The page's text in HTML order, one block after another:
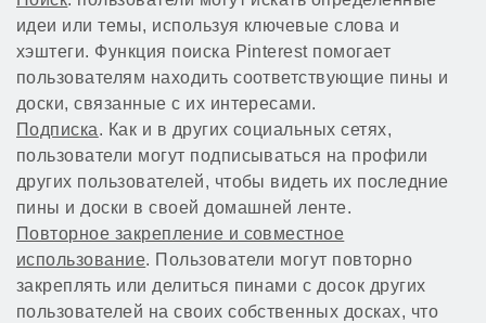
идеи или темы, используя ключевые слова и
хэштеги. Функция поиска Pinterest помогает
пользователям находить соответствующие пины и
доски, связанные с их интересами.
Подписка. Как и в других социальных сетях,
пользователи могут подписываться на профили
других пользователей, чтобы видеть их последние
пины и доски в своей домашней ленте.
Повторное закрепление и совместное
использование. Пользователи могут повторно
закреплять или делиться пинами с досок других
пользователей на своих собственных досках, что